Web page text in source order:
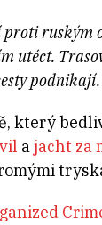
proti
utéct.
který
ajacht za